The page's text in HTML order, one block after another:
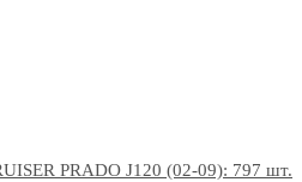
PRADO J120 (02-09): 797 шт.